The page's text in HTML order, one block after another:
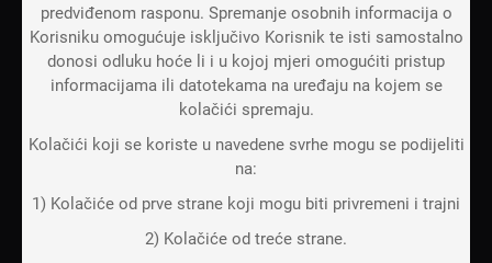
predviđenom rasponu. Spremanje osobnih informacija o
Korisniku omogućuje isključivo Korisnik te isti samostalno
donosi odluku hoće li i u kojoj mjeri omogućiti pristup
informacijama ili datotekama na uređaju na kojem se
kolačići spremaju.
Kolačići koji se koriste u navedene svrhe mogu se podijeliti
na:
1) Kolačiće od prve strane koji mogu biti privremeni i trajni
2) Kolačiće od treće strane.